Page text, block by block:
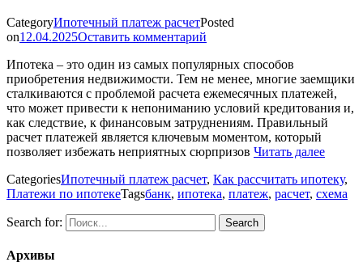
CategoryИпотечный платеж расчетPosted
on12.04.2025Оставить комментарий
Ипотека – это один из самых популярных способов
приобретения недвижимости. Тем не менее, многие заемщики
сталкиваются с проблемой расчета ежемесячных платежей,
что может привести к непониманию условий кредитования и,
как следствие, к финансовым затруднениям. Правильный
расчет платежей является ключевым моментом, который
позволяет избежать неприятных сюрпризов Читать далее
CategoriesИпотечный платеж расчет, Как рассчитать ипотеку,
Платежи по ипотекеTagsбанк, ипотека, платеж, расчет, схема
Search for:
Архивы